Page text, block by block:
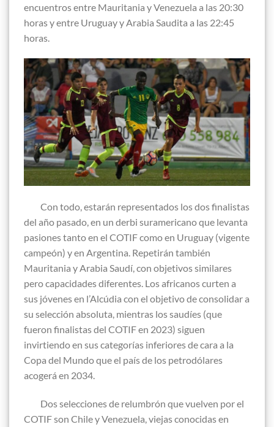
encuentros entre Mauritania y Venezuela a las 20:30
horas y entre Uruguay y Arabia Saudita a las 22:45
horas.
Con todo, estarán representados los dos finalistas
del año pasado, en un derbi suramericano que levanta
pasiones tanto en el COTIF como en Uruguay (vigente
campeón) y en Argentina. Repetirán también
Mauritania y Arabia Saudí, con objetivos similares
pero capacidades diferentes. Los africanos curten a
sus jóvenes en l’Alcúdia con el objetivo de consolidar a
su selección absoluta, mientras los saudíes (que
fueron finalistas del COTIF en 2023) siguen
invirtiendo en sus categorías inferiores de cara a la
Copa del Mundo que el país de los petrodólares
acogerá en 2034.
Dos selecciones de relumbrón que vuelven por el
COTIF son Chile y Venezuela, viejas conocidas en